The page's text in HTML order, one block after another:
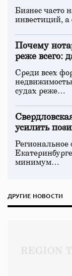
Бизнес часто
инвестиций,
Почему
реже всего:
Среди всех
судах реже…
усилить
минимум…
ДРУГИЕ НОВОСТИ